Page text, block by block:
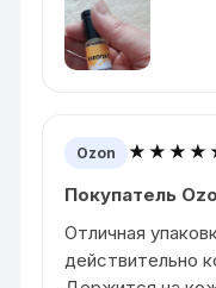
Ozon
Покупатель
Отличная
действительно